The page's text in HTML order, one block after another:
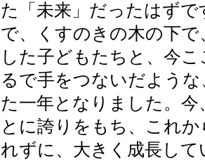
た「未来」だったはず
で、くすのきの木の下
した子どもたちと、今
るで手をつないだよう
た一年となりました。
とに誇りをもち、これ
れずに、大きく成長し